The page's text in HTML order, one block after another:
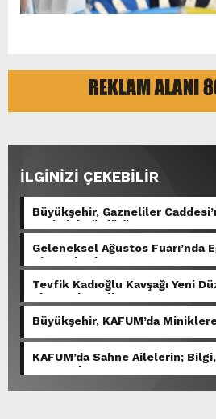
İLGİNİZİ ÇEKEBİLİR
Büyükşehir, Gazneliler
Serimini Sürdürüyor.
Geleneksel Ağustos Fuarı’nda
Bir Aradaydı.
Tevfik Kadıoğlu Kavşağı Yeni
Akıcı Hale Geliyor.
Büyükşehir, KAFUM’da
KAFUM’da Sahne Ailelerin;
Yarışacak.